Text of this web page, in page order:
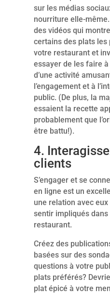
sur les médias
nourriture elle-
des vidéos qui
certains des plats les
votre restaurant et
essayer de les faire à
d’une activité
l’engagement et à
public. (De plus, la
essaient la recette
probablement que
être battu!).
4.
clients
S’engager et se
en ligne est un
une relation avec
sentir impliqués
restaurant.
Créez des
basées sur des
questions à votre
plats préférés?
plat épicé à votre